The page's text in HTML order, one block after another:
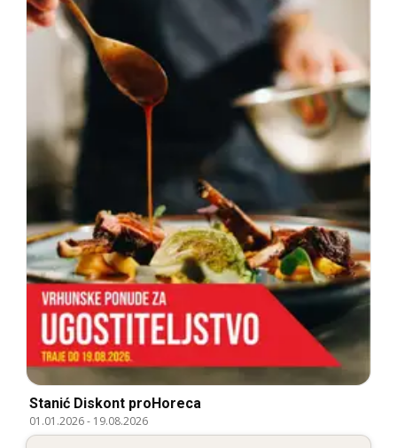
Stanić Diskont proHoreca
01.01.2026- 19.08.2026